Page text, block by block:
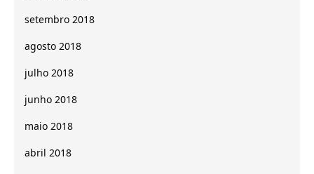
setembro 2018
agosto 2018
julho 2018
junho 2018
maio 2018
abril 2018